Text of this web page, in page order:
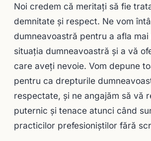
Noi credem că meritaţi să fie
demnitate și respect. Ne vom
dumneavoastră pentru a afla
situația dumneavoastră și a vă
care aveți nevoie. Vom depune
pentru ca drepturile
respectate, și ne angajăm să vă
puternic și tenace atunci când
practicilor prefesioniştilor fără